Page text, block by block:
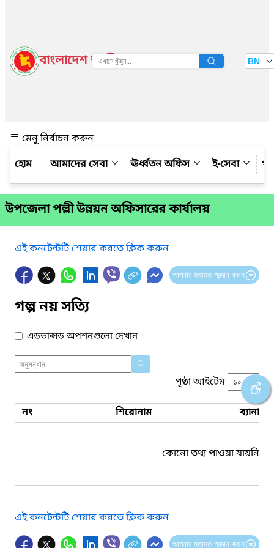
বাংলাদেশ জাতীয় তথ্য বাতায়ন BN
মেনু নির্বাচন করুন
আমাদের সেবা
ঊর্ধ্বতন অফিস ই-সেবা
উপজেলা পল্লী উন্নয়ন অফিসারের কার্যালয়
এই কনটেন্টটি শেয়ার করতে ক্লিক করুন
আপনার মতামত প্রদান করুন
গল্প নয় সত্যি
এডভান্সড অপশনগুলো দেখান
পৃষ্ঠা আইটেম
নং শিরোনাম ব্যানার
কোনো তথ্য পাওয়া যায়নি।
এই কনটেন্টটি শেয়ার করতে ক্লিক করুন
আপনার মতামত প্রদান করুন